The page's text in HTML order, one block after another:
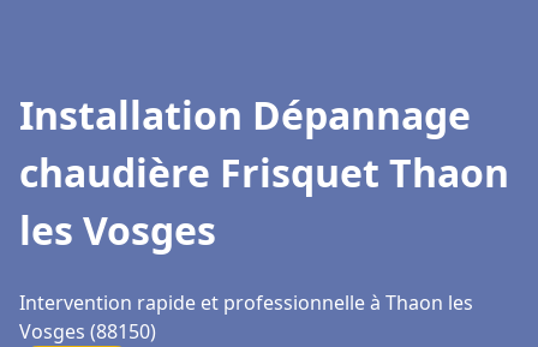
Installation Dépannage
chaudière Frisquet Thaon
les Vosges
Intervention rapide et professionnelle à Thaon les
Vosges (88150)